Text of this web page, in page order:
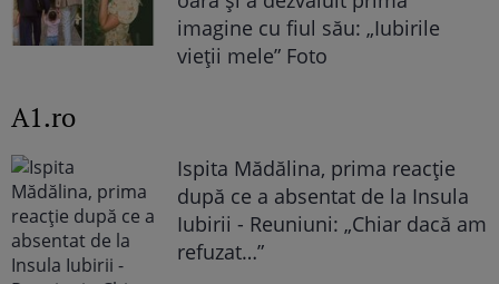
imagine cu fiul său: „Iubirile
vieții mele” Foto
A1.ro
Ispita Mădălina, prima reacție
după ce a absentat de la Insula
Iubirii - Reuniuni: „Chiar dacă am
refuzat…”